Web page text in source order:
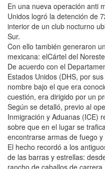
En una nueva operación anti
Unidos logró la detención de
interior de un club nocturno
Sur.
Con ello también generaron
mexicana: elCártel del
De acuerdo con el
Estados Unidos (DHS, por
nombre bajo el que era
cuestión, era dirigido por un
Según se detalló, previo al
Inmigración y Aduanas (ICE)
sobre que en el lugar se
encontrarse armas de fuego y
El hecho recordó a los
de las barras y estrellas:
rancho de caballos de carrera.